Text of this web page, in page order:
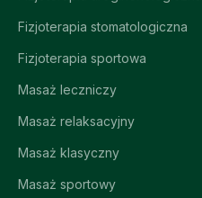
Fizjoterapia stomatologiczna
Fizjoterapia sportowa
Masaż leczniczy
Masaż relaksacyjny
Masaż klasyczny
Masaż sportowy